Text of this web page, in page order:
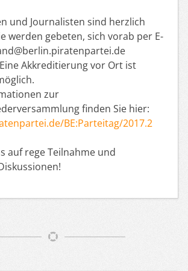
und Journalisten sind herzlich
werden gebeten, sich vorab per E-
Akkreditierung vor Ort ist
zur
finden Sie hier:
BE:Parteitag/2017.2
auf rege Teilnahme und